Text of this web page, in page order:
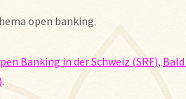
open banking.
Banking in der Schweiz (SRF),
.